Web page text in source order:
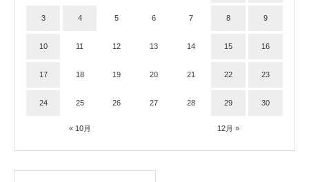
« 10月 12月 »
3 4 5 6 7 8 9
10 11 12 13 14 15 16
17 18 19 20 21 22 23
24 25 26 27 28 29 30